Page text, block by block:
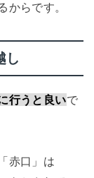
からです。
し
行うと良いで
赤口」は